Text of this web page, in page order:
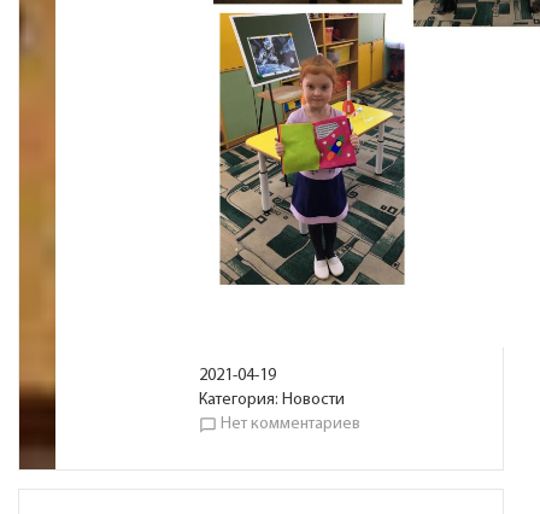
2021-04-19
Категория: Новости
chat_bubble_outline Нет комментариев